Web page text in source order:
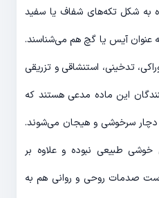
به شکل تکه‌های شفاف یا سفید
عنوان آیس یا گچ هم می‌شناسند.
تدخینی، استنشاقی و تزریقی
این ماده مدعی هستند که
سرخوشی و هیجان می‌شوند.
طبیعی نبوده و علاوه بر
صدمات روحی و روانی هم به